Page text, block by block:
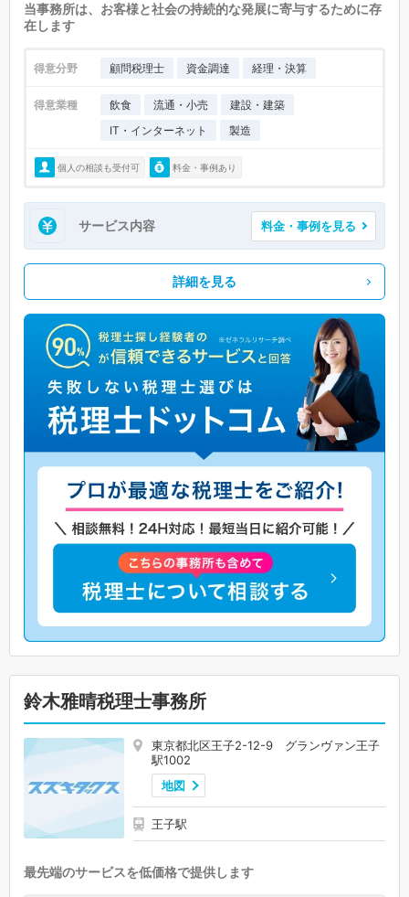
当事務所は、お客様と社会の持続的な発展に寄与するために存
在します
得意分野 顧問税理士 資金調達 経理・決算
得意業種 飲食 流通・小売
建設・建築
IT・インターネット
製造
個人の相談も受付可 料金・事例あり
サービス内容 料金・事例を見る
詳細を見る
鈴木雅晴税理士事務所
東京都北区王子2-12-9 グランヴァン王子
駅1002
地図
王子駅
最先端のサービスを低価格で提供します